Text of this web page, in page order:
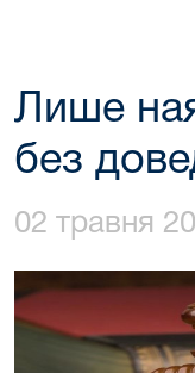
Лише
без
02 травня